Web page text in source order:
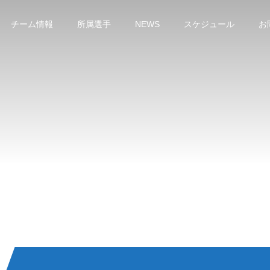
チーム情報 所属選手 NEWS スケジュール お